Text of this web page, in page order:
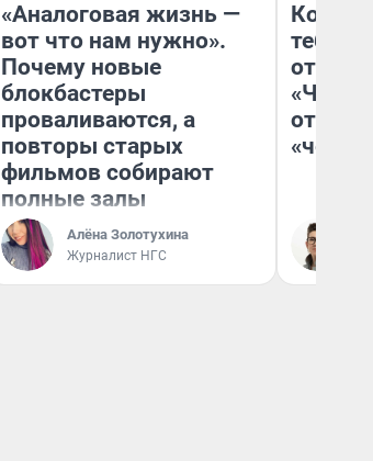
«Аналоговая жизнь —
вот что нам нужно».
Почему новые
блокбастеры
проваливаются, а
повторы старых
фильмов собирают
полные залы
Алёна Золотухина
Журналист НГС
тебя
отзыв